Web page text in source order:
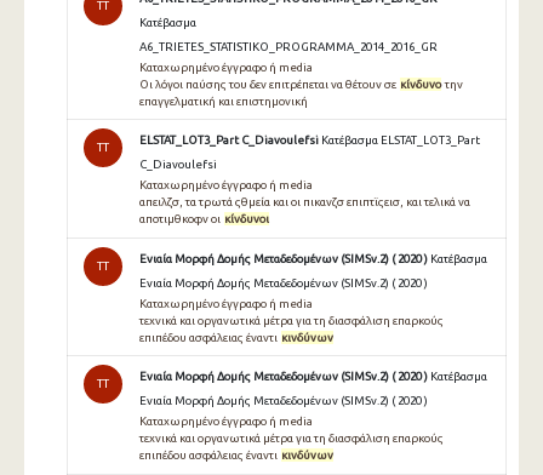
TT
Κατέβασμα
A6_TRIETES_STATISTIKO_PROGRAMMA_2014_2016_GR
Καταχωρημένο έγγραφο ή media
Οι λόγοι παύσης του δεν επιτρέπεται να θέτουν σε κίνδυνοτην
επαγγελματική και επιστημονική
TT
ELSTAT_LOT3_Part C_Diavoulefsi Κατέβασμα ELSTAT_LOT3_Part
C_Diavoulefsi
Καταχωρημένο έγγραφο ή media
απειλζσ, τα τρωτά ςθμεία και οι πικανζσ επιπτϊςεισ, και τελικά να
αποτιμθκοφν οι κίνδυνοι
TT
Ενιαία Μορφή Δομής Μεταδεδομένων (SIMSv.2) ( 2020 ) Κατέβασμα
Ενιαία Μορφή Δομής Μεταδεδομένων (SIMSv.2) ( 2020 )
Καταχωρημένο έγγραφο ή media
τεχνικά και οργανωτικά μέτρα για τη διασφάλιση επαρκούς
επιπέδου ασφάλειας έναντι κινδύνων
TT
Ενιαία Μορφή Δομής Μεταδεδομένων (SIMSv.2) ( 2020 ) Κατέβασμα
Ενιαία Μορφή Δομής Μεταδεδομένων (SIMSv.2) ( 2020 )
Καταχωρημένο έγγραφο ή media
τεχνικά και οργανωτικά μέτρα για τη διασφάλιση επαρκούς
επιπέδου ασφάλειας έναντι κινδύνων